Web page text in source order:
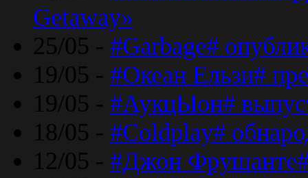
Getaway»
25/05 - #Garbage#
19/05 - #Океан Ельзи#
19/05 - #АукцЫон#
18/05 - #Coldplay#
12/05 - #Джон